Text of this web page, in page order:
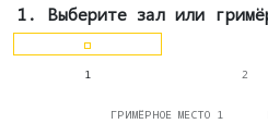
1. Выберите зал или
1 2
ГРИМЁРНОЕ МЕСТО 1